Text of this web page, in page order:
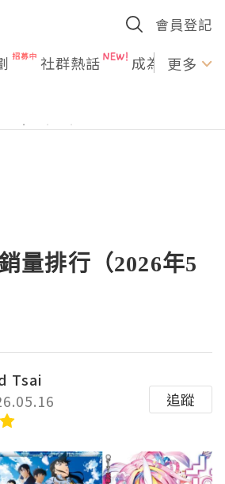
會員登記
社群熱話 成為U更多
量排行（2026年5
Tsai
追蹤